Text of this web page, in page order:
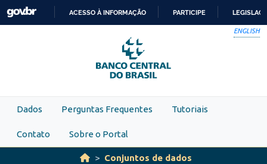
Skip to main content
PARA
O
CONTEÚDO
ACESSO À INFORMAÇÃO PARTICIPE
ENGLISH
Dados Perguntas Frequentes Tutoriais
Contato Sobre o Portal
Conjuntos de dados